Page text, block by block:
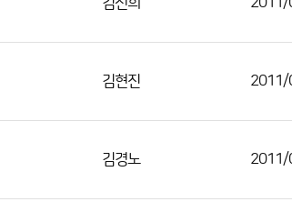
김현진 2011/
김경노 2011/